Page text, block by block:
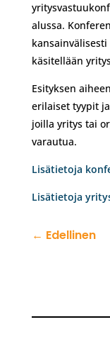
alussa.
käsitellään
Esityksen
erilaiset tyypit
joilla yritys tai
varautua.
Lisätietoja
Lisätietoja
← Edellinen